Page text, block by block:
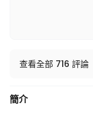
查看全部 716 評論
簡介